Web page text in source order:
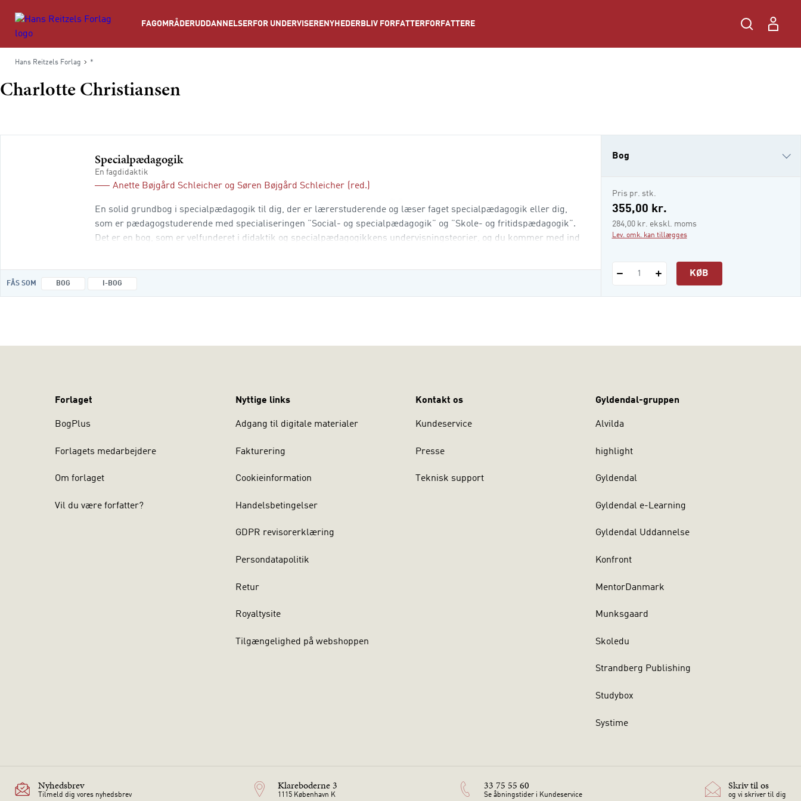
FAGOMRÅDERUDDANNELSER FOR UNDERVISERE NYHEDER BLIV FORFATTER FORFATTERE
Hans Reitzels Forlag *
Charlotte Christiansen
Specialpædagogik
En fagdidaktik
Anette Bøjgård Schleicher og Søren Bøjgård Schleicher (red.)
En solid grundbog i specialpædagogik til dig, der er lærerstuderende og læser faget specialpædagogik eller dig,
som er pædagogstuderende med specialiseringen ”Social- og specialpædagogik” og ”Skole- og fritidspædagogik”.
Det er en bog, som er velfunderet i didaktik og specialpædagogikkens undervisningsteorier, og du kommer med ind
FÅS SOM BOG I-BOG
Bog
i-bog
Pris pr. stk.
355,00 kr.
284,00 kr. ekskl. moms
Lev. omk. kan tillægges
1 KØB
Forlaget
BogPlus
Forlagets medarbejdere
Om forlaget
Vil du være forfatter?
Nyttige links
Adgang til digitale materialer
Fakturering
Cookieinformation
Handelsbetingelser
GDPR revisorerklæring
Persondatapolitik
Retur
Royaltysite
Tilgængelighed på webshoppen
Kontakt os
Kundeservice
Presse
Teknisk support
Gyldendal-gruppen
Alvilda
highlight
Gyldendal
Gyldendal e-Learning
Gyldendal Uddannelse
Konfront
MentorDanmark
Munksgaard
Skoledu
Strandberg Publishing
Studybox
Systime
Nyhedsbrev
Tilmeld dig vores nyhedsbrev
Klareboderne 3
1115 København K
33 75 55 60
Se åbningstider i Kundeservice
Skriv til os
og vi skriver til dig